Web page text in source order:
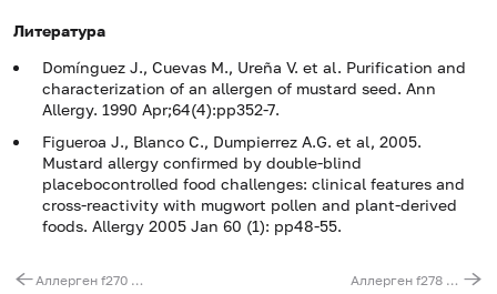
Литература
Domínguez J., Cuevas M., Ureña V. et al. Purification and
characterization of an allergen of mustard seed. Ann
Allergy. 1990 Apr;64(4):pp352-7.
Figueroa J., Blanco C., Dumpierrez A.G. et al, 2005.
Mustard allergy confirmed by double-blind
placebocontrolled food challenges: clinical features and
cross-reactivity with mugwort pollen and plant-derived
foods. Allergy 2005 Jan 60 (1): pp48-55.
Аллерген f270 - имбирь, IgG Аллерген f278 - лавровый лист, IgG